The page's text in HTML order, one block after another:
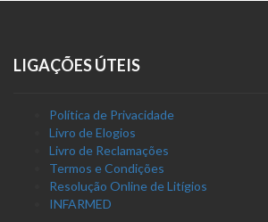
LIGAÇÕES ÚTEIS
Política de Privacidade
Livro de Elogios
Livro de Reclamações
Termos e Condições
Resolução Online de Litígios
INFARMED